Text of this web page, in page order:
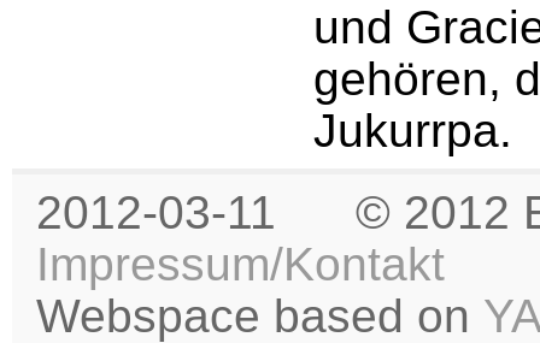
und
gehören,
Jukurrpa.
2012-03-11 © 2012
Impressum/Kontakt
Webspace based on